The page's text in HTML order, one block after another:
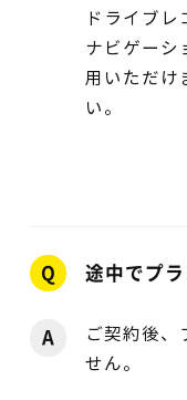
ドライブレ
ナビゲーシ
用いただけ
い。
Q 途中でプ
A
ご契約後、
せん。